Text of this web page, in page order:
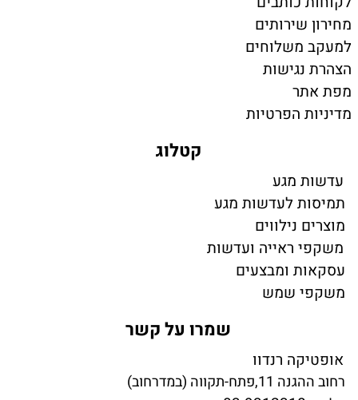
מחירון שירותים
למעקב משלוחים
הצהרת נגישות
מפת אתר
מדיניות הפרטיות
קטלוג
עדשות מגע
תמיסות לעדשות מגע
מוצרים נילווים
משקפי ראייה ועדשות
עסקאות ומבצעים
משקפי שמש
שמרו על קשר
אופטיקה רנדוו
רחוב ההגנה 11,פתח-תקווה (במדרחוב)